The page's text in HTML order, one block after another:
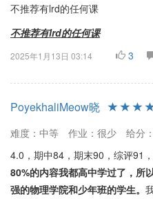
不推荐有lrd的任何课
不推荐有lrd的任何课
2025年1月13日 03:14 3
PoyekhaliMeow晓
难度：中等
作业：很少 给分
4.0，期中84，期末90，综评91，
80%的内容我都高中学过了，所
强的物理学院和少年班的学生。